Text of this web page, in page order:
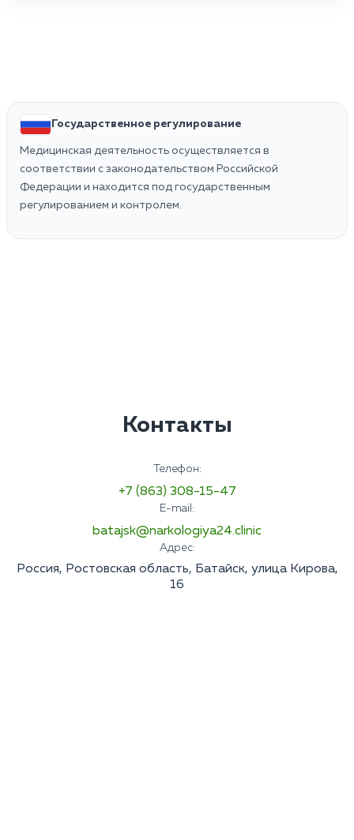
Государственное регулирование
Медицинская деятельность осуществляется в
соответствии с законодательством Российской
Федерации и находится под государственным
регулированием и контролем.
Контакты
Телефон:
+7 (863) 308-15-47
E-mail:
batajsk@narkologiya24.clinic
Адрес:
Россия, Ростовская область, Батайск, улица Кирова,
16